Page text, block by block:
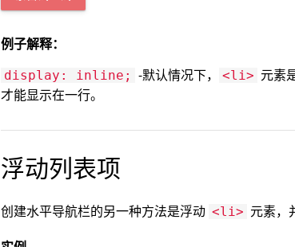
例子解释：
display: inline; -默认情况下， <li> 元素
才能显示在一行。
浮动列表项
创建水平导航栏的另一种方法是浮动 <li> 元素，